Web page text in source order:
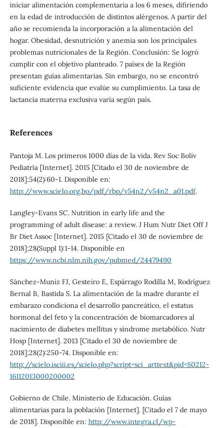
iniciar alimentación complementaria a los 6 meses, difiriendo
en la edad de introducción de distintos alérgenos. A partir del
año se recomienda la incorporación a la alimentación del
hogar. Obesidad, desnutrición y anemia son los principales
problemas nutricionales de la Región. Conclusión: Se logró
cumplir con el objetivo planteado. 7 países de la Región
presentan guías alimentarias. Sin embargo, no se encontró
suficiente evidencia que evalúe su cumplimiento. La tasa de
lactancia materna exclusiva varía según país.
References
Pantoja M. Los primeros 1000 días de la vida. Rev Soc Boliv
Pediatría [Internet]. 2015 [Citado el 30 de noviembre de
2018];54(2):60-1. Disponible en:
http://www.scielo.org.bo/pdf/rbp/v54n2/v54n2_a01.pdf.
Langley-Evans SC. Nutrition in early life and the
programming of adult disease: a review. J Hum Nutr Diet Off J
Br Diet Assoc [Internet]. 2015 [Citado el 30 de noviembre de
2018];28(Suppl 1):1-14. Disponible en
https://www.ncbi.nlm.nih.gov/pubmed/24479490
Sánchez-Muniz FJ, Gesteiro E, Espárrago Rodilla M, Rodríguez
Bernal B, Bastida S. La alimentación de la madre durante el
embarazo condiciona el desarrollo pancreático, el estatus
hormonal del feto y la concentración de biomarcadores al
nacimiento de diabetes mellitus y síndrome metabólico. Nutr
Hosp [Internet]. 2013 [Citado el 30 de noviembre de
2018];28(2):250-74. Disponible en:
http://scielo.isciii.es/scielo.php?script=sci_arttext&pid=S0212-
16112013000200002
Gobierno de Chile. Ministerio de Educación. Guías
alimentarias para la población [Internet]. [Citado el 7 de mayo
de 2018]. Disponible en: http://www.integra.cl/wp-